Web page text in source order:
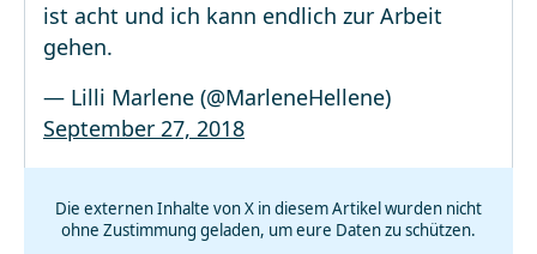
ist acht und ich kann endlich zur Arbeit
gehen.
— Lilli Marlene (@MarleneHellene)
September 27, 2018
Die externen Inhalte von X in diesem Artikel wurden nicht
ohne Zustimmung geladen, um eure Daten zu schützen.